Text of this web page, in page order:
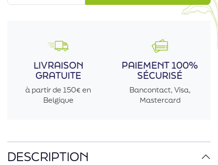
DESCRIPTION
LIVRAISON
GRATUITE
à partir de 150€ en
Belgique
PAIEMENT 100%
SÉCURISÉ
Bancontact, Visa,
Mastercard